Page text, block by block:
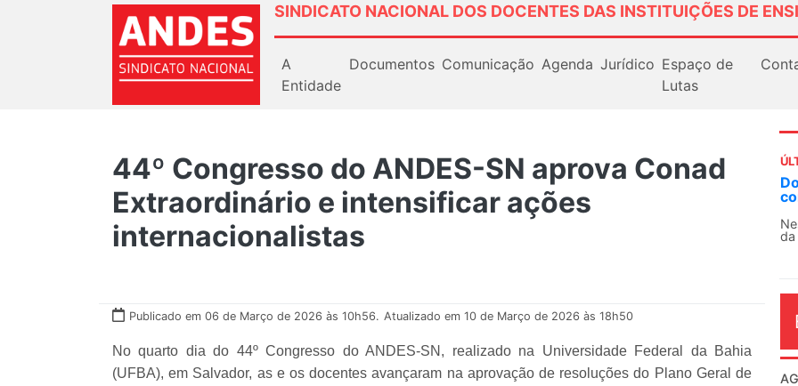
SINDICATO NACIONAL DOS DOCENTES DAS INSTITUIÇÕES DE
A
Entidade
Documentos Comunicação Agenda Jurídico Espaço de
Lutas
44º Congresso do ANDES-SN aprova Conad
Extraordinário e intensificar ações
internacionalistas
Publicado em 06 de Março de 2026 às 10h56. Atualizado em 10 de Março de 2026 às 18h50
No quarto dia do 44º Congresso do ANDES-SN, realizado na Universidade Federal da Bahia
(UFBA), em Salvador, as e os docentes avançaram na aprovação de resoluções do Plano Geral de
O